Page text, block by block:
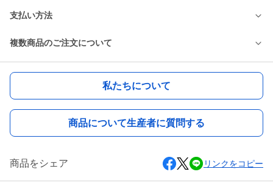
支払い方法
複数商品のご注文について
私たちについて
商品について生産者に質問する
商品をシェア リンクをコピー